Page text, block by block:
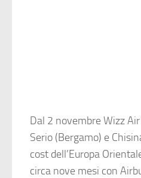
Dal 2 novembre Wizz
Serio (Bergamo) e
cost dell’Europa
circa nove mesi con